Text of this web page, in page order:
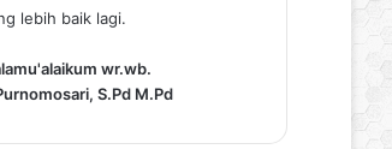
lebih baik lagi.
wr.wb.
S.Pd M.Pd